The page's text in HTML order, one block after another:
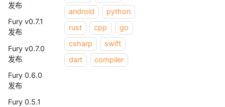
发布
Fury v0.7.1
发布
Fury v0.7.0
发布
Fury 0.6.0
发布
Fury 0.5.1
android
python
rust
cpp
go
csharp
swift
dart
compiler